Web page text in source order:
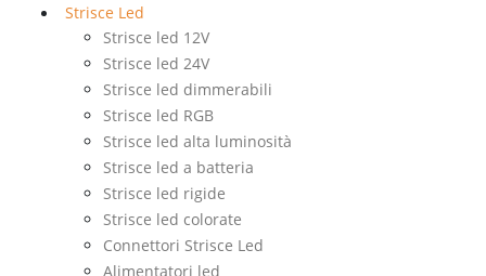
Strisce Led
Strisce led 12V
Strisce led 24V
Strisce led dimmerabili
Strisce led RGB
Strisce led alta luminosità
Strisce led a batteria
Strisce led rigide
Strisce led colorate
Connettori Strisce Led
Alimentatori led